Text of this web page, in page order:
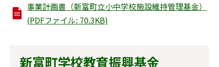
事業計画書（新富町立小中学校施設維持管理基金）
(PDFファイル: 70.3KB)
新富町学校教育振興基金